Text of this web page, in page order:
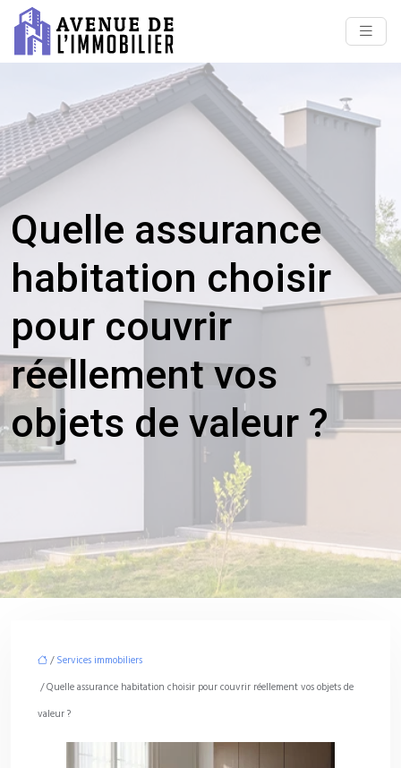
Quelle assurance
habitation choisir
pour couvrir
réellement vos
objets de valeur ?
/Services immobiliers
/ Quelle assurance habitation choisir pour couvrir réellement vos objets de
valeur ?